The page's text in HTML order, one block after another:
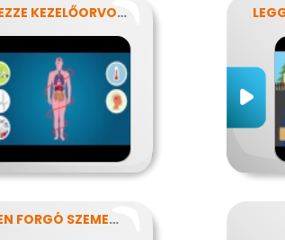
KÉRDEZZE KEZELŐORVOSÁT?
VÉRBEN FORGÓ SZEMEKKEL